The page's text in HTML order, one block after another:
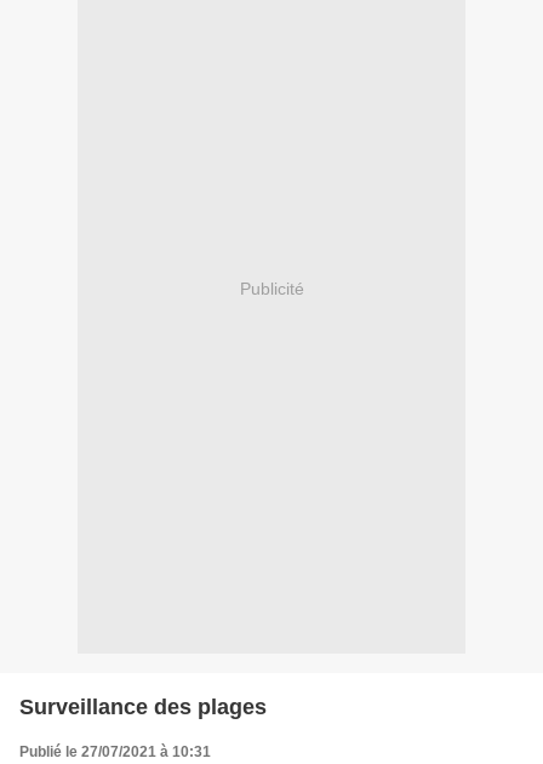
Publicité
Surveillance des plages
Publié le 27/07/2021 à 10:31